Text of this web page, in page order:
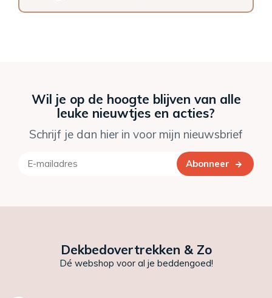
Wil je op de hoogte blijven van alle
leuke nieuwtjes en acties?
Schrijf je dan hier in voor mijn nieuwsbrief
Abonneer
Dekbedovertrekken & Zo
Dé webshop voor al je beddengoed!